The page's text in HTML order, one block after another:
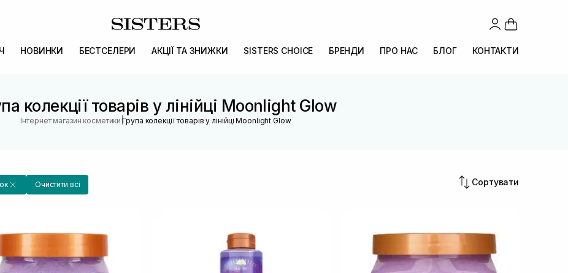
НОВИНКИ БЕСТСЕЛЕРИ АКЦІЇ ТА ЗНИЖКИ SISTERS CHOICE БРЕНДИ ПРО НАС БЛОГ КОНТАКТИ
колекції товарів у лінійці Moonlight Glow
Інтернет магазин косметики |Група колекції товарів у лінійці Moonlight Glow
Очистити всі Сортувати